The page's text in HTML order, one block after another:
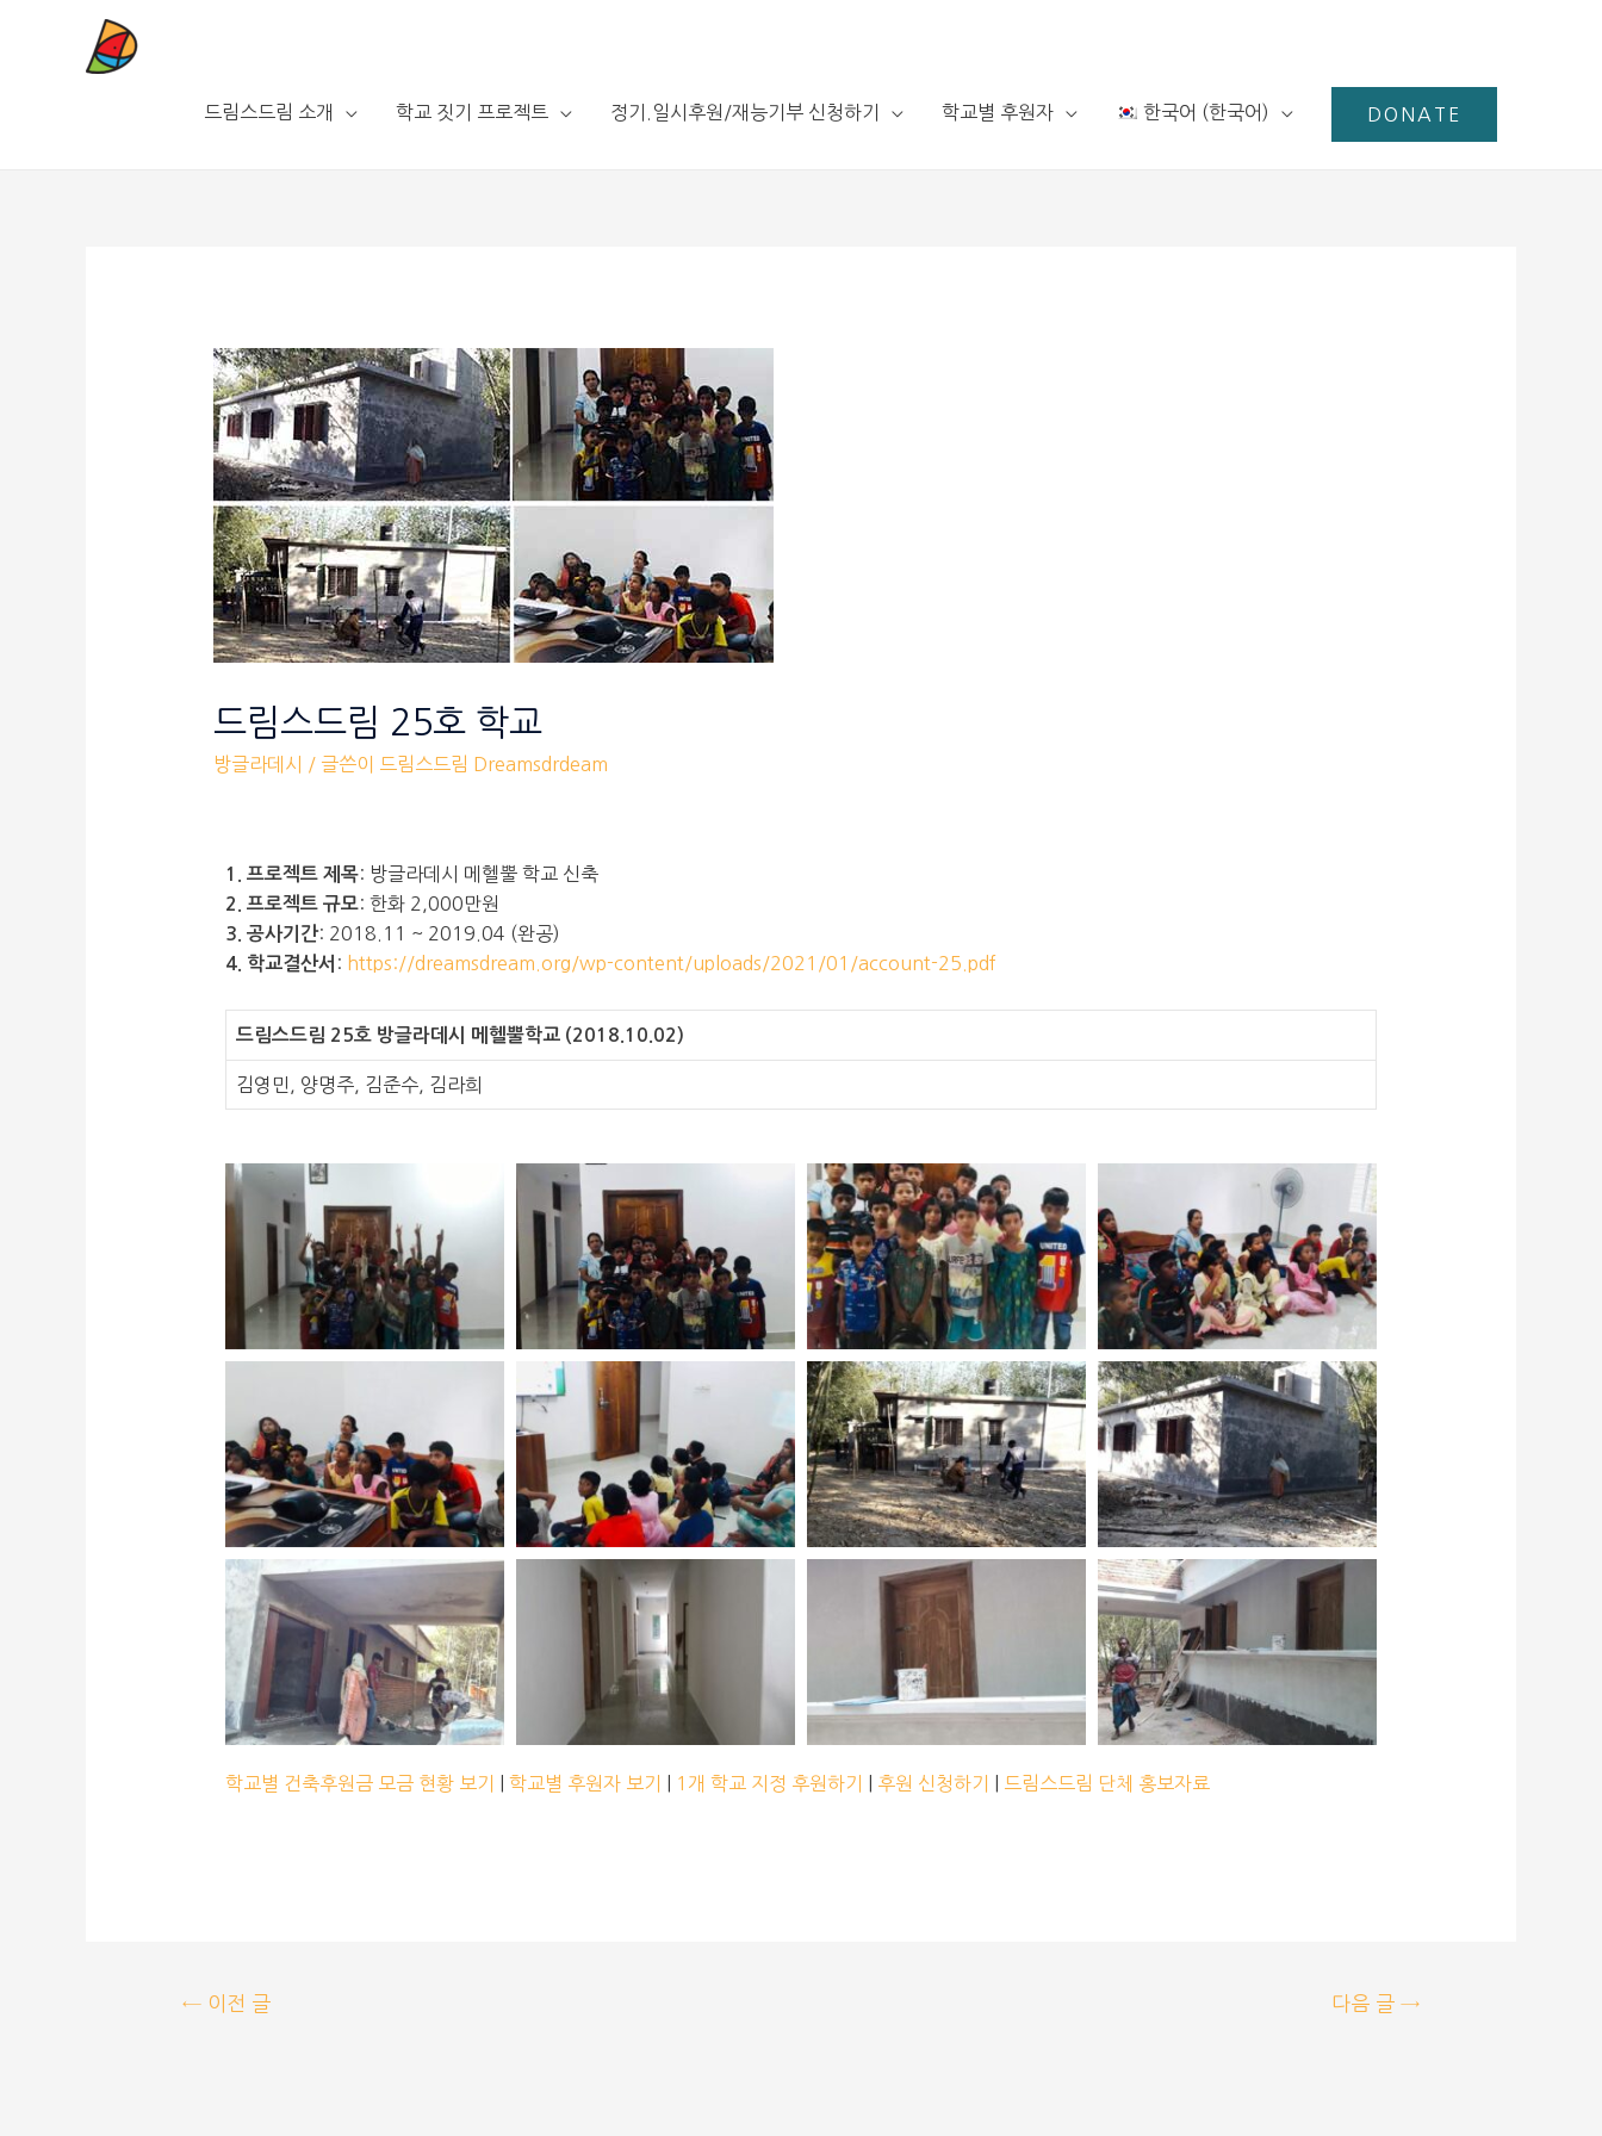
드림스드림 소개 학교 짓기 프로젝트 정기.일시후원/재능기부 신청하기 학교별 후원자 한국어 (한국어 ) DONATE
드림스드림 25호 학교
방글라데시 / 글쓴이 드림스드림 Dreamsdrdeam
1. 프로젝트 제목: 방글라데시 메헬뿔 학교 신축
2. 프로젝트 규모: 한화 2,000만원
3. 공사기간: 2018.11 ~ 2019.04 (완공)
4. 학교결산서 : https://dreamsdream.org/wp-content/uploads/2021/01/account-25.pdf
드림스드림 25호 방글라데시 메헬뿔학교 (2018.10.02)
김영민, 양명주, 김준수, 김라희
학교별 건축후원금 모금 현황 보기 학교별 후원자 보기 1개 학교 지정 후원하기 후원 신청하기 드림스드림 단체 홍보자료
←이전 글 다음 글→